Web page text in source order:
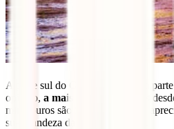
A parte sul do Grand Canyon é a parte
opinião, a mais bonita
. As vistas
miradouros são incríveis e podes
sua grandeza da melhor maneira.